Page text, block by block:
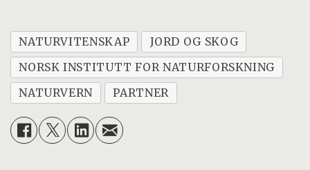
NATURVITENSKAP
JORD OG SKOG
NORSK INSTITUTT FOR NATURFORSKNING
NATURVERN
PARTNER